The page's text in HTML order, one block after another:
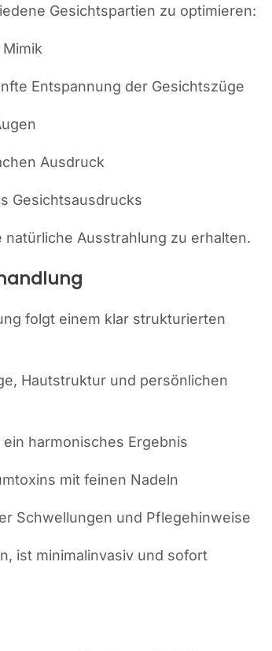
Gesichtspartien zu optimieren:
Entspannung der Gesichtszüge
Ausdruck
Gesichtsausdrucks
Ausstrahlung zu erhalten.
folgt einem klar strukturierten
Hautstruktur und persönlichen
harmonisches Ergebnis
mit feinen Nadeln
Schwellungen und Pflegehinweise
ist minimalinvasiv und sofort